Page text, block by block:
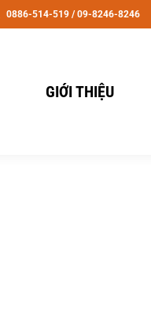
0886-514-519 / 09-8246-8246
GIỚI THIỆU